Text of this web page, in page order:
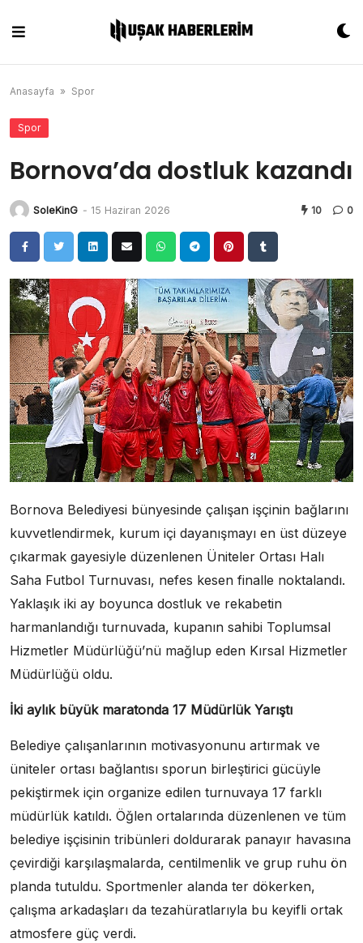
content
Anasayfa » Spor
Spor
Bornova’da dostluk kazandı
SoleKinG - 15 Haziran 2026 10 0
Bornova Belediyesi bünyesinde çalışan işçinin bağlarını
kuvvetlendirmek, kurum içi dayanışmayı en üst düzeye
çıkarmak gayesiyle düzenlenen Üniteler Ortası Halı
Saha Futbol Turnuvası, nefes kesen finalle noktalandı.
Yaklaşık iki ay boyunca dostluk ve rekabetin
harmanlandığı turnuvada, kupanın sahibi Toplumsal
Hizmetler Müdürlüğü’nü mağlup eden Kırsal Hizmetler
Müdürlüğü oldu.
İki aylık büyük maratonda 17 Müdürlük Yarıştı
Belediye çalışanlarının motivasyonunu artırmak ve
üniteler ortası bağlantısı sporun birleştirici gücüyle
pekiştirmek için organize edilen turnuvaya 17 farklı
müdürlük katıldı. Öğlen ortalarında düzenlenen ve tüm
belediye işçisinin tribünleri doldurarak panayır havasına
çevirdiği karşılaşmalarda, centilmenlik ve grup ruhu ön
planda tutuldu. Sportmenler alanda ter dökerken,
çalışma arkadaşları da tezahüratlarıyla bu keyifli ortak
atmosfere güç verdi.